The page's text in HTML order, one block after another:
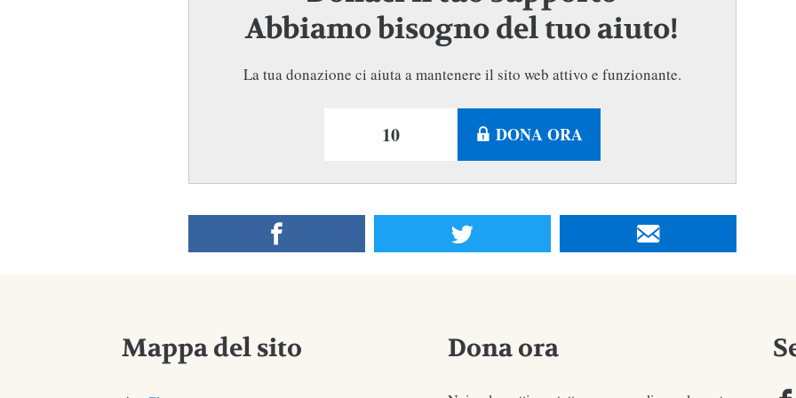
Abbiamo bisogno del tuo aiuto!
La tua donazione ci aiuta a mantenere il sito web attivo e funzionante.
DONA ORA
Mappa del sito Dona ora